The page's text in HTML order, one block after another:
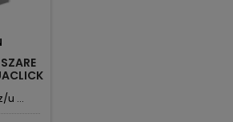
u ...